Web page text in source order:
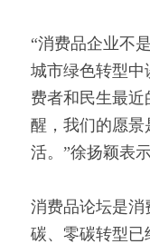
“消费品企业不
城市绿色转型中
费者和民生最
醒，我们的愿景
活。”徐扬颖表示
消费品论坛是
碳、零碳转型已